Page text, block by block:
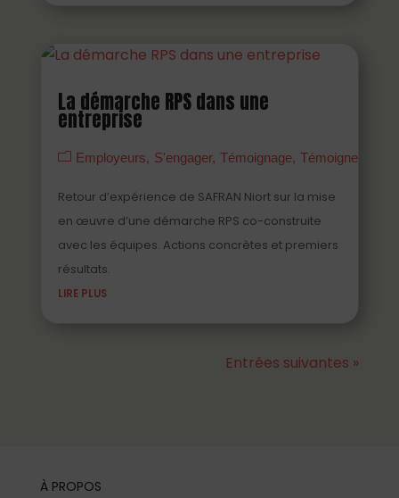
La démarche RPS dans une
entreprise
Employeurs S'engager Témoignage Témoigner
Retour d’expérience de SAFRAN Niort sur la mise
en œuvre d’une démarche RPS co-construite
avec les équipes. Actions concrètes et premiers
résultats.
LIRE PLUS
Entrées suivantes »
À PROPOS